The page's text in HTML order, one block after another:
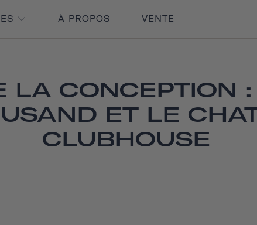
À PROPOS VENTE
LA CONCEPTION
ET LE
CLUBHOUSE